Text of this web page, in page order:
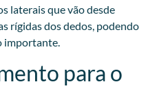
laterais que vão desde
rígidas dos dedos, podendo
importante.
para o